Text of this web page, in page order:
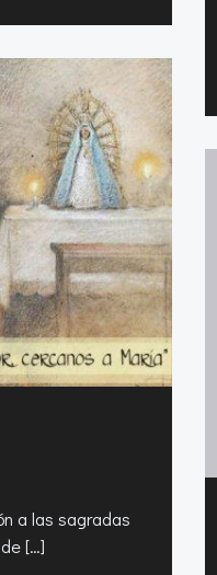
a las sagradas
[…]